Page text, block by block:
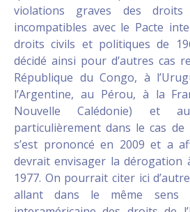
violations graves des
incompatibles avec le Pacte
droits civils et politiques de
décidé ainsi pour d’autres cas
République du Congo, à
l’Argentine, au Pérou, à la
Nouvelle Calédonie) et
particulièrement dans le cas de
s’est prononcé en 2009 et a
devrait envisager la dérogation
1977. On pourrait citer ici
allant dans le même sens